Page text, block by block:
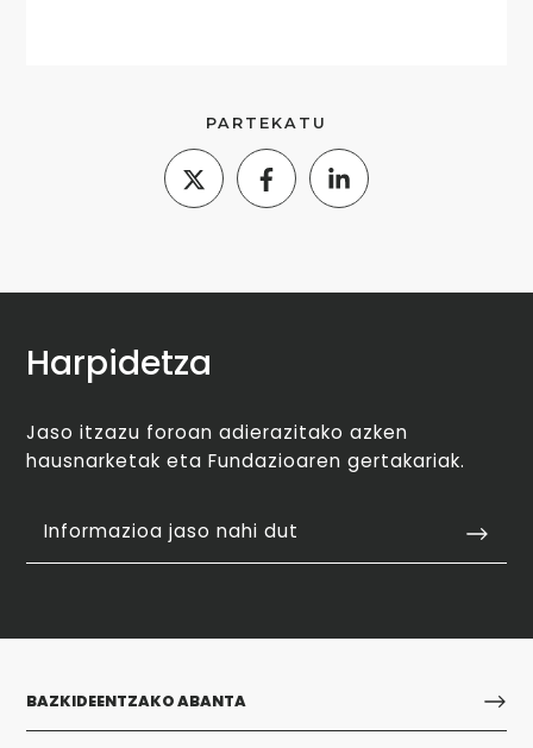
PARTEKATU
Harpidetza
Jaso itzazu foroan adierazitako azken
hausnarketak eta Fundazioaren gertakariak.
Informazioa jaso nahi dut
BAZKIDEENTZAKO ABANTA